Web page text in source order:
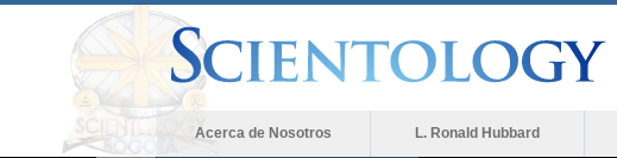
Acerca de Nosotros L. Ronald Hubbard